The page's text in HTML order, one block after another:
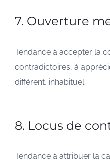
7. Ouverture
Tendance à accepter la
contradictoires, à
différent, inhabituel.
8. Locus de
Tendance à attribuer la